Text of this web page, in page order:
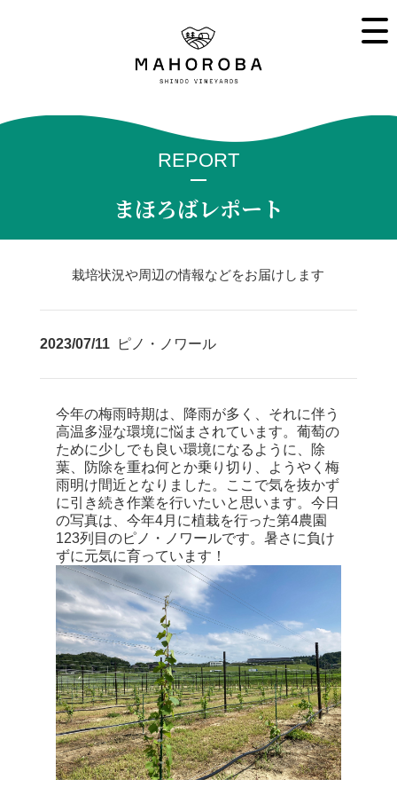
REPORT
まほろばレポート
栽培状況や周辺の情報などをお届けします
2023/07/11ピノ・ノワール
今年の梅雨時期は、降雨が多く、それに伴う
高温多湿な環境に悩まされています。葡萄の
ために少しでも良い環境になるように、除
葉、防除を重ね何とか乗り切り、ようやく梅
雨明け間近となりました。ここで気を抜かず
に引き続き作業を行いたいと思います。今日
の写真は、今年4月に植栽を行った第4農園
123列目のピノ・ノワールです。暑さに負け
ずに元気に育っています！